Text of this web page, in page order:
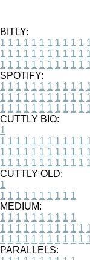
BITLY:
1 1 1 1 1 1 1 1 1 1 1
1 1 1 1 1 1 1 1 1 1 1
1 1 1 1 1 1 1 1 1 1 1
SPOTIFY:
1 1 1 1 1 1 1 1 1 1 1
1 1 1 1 1 1 1 1 1 1 1
1 1 1 1 1 1 1 1 1 1 1
CUTTLY BIO:
1
1 1 1 1 1 1 1 1 1 1 1
1 1 1 1 1 1 1 1 1 1 1
1 1 1 1 1 1 1 1 1 1 1
CUTTLY OLD:
1
1 1 1 1 1 1 1 1 1 1
MEDIUM:
1 1 1 1 1 1 1 1 1 1
1 1 1 1 1 1 1 1 1 1 1
1 1 1 1 1 1 1 1 1 1 1
PARALLELS: